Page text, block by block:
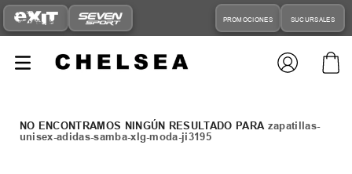
PROMOCIONES SUCURSALES
zapatillas-
unisex-adidas-samba-xlg-moda-ji3195